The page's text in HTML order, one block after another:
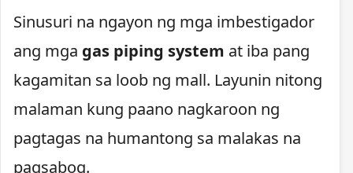
Sinusuri na ngayon ng mga imbestigador
ang mga gas piping system at iba pang
kagamitan sa loob ng mall. Layunin nitong
malaman kung paano nagkaroon ng
pagtagas na humantong sa malakas na
pagsabog.